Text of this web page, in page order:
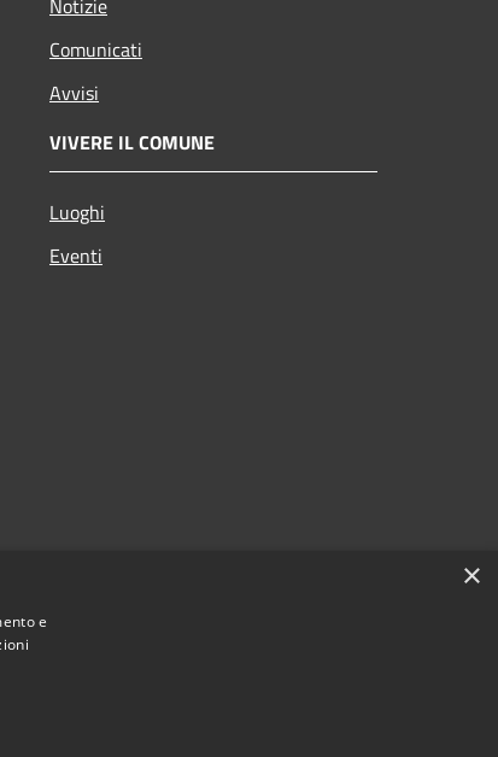
Comunicati
Avvisi
VIVERE IL COMUNE
Luoghi
Eventi
×
e